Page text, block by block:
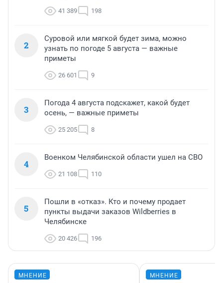
41 389 198
2
Суровой или мягкой будет зима, можно
узнать по погоде 5 августа — важные
приметы
26 601 9
3
Погода 4 августа подскажет, какой будет
осень, — важные приметы
25 205 8
4
Военком Челябинской области ушел на СВО
21 108 110
5
Пошли в «отказ». Кто и почему продает
пункты выдачи заказов Wildberries в
Челябинске
20 426 196
МНЕНИЕ МНЕНИЕ